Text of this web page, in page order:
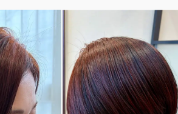
SHOPPING